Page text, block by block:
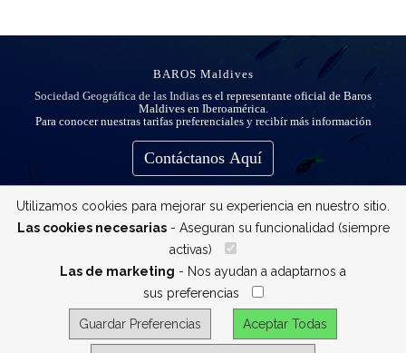
BAROS Maldives
Sociedad Geográfica de las Indias es el representante oficial de Baros
Maldives en Iberoamérica.
Para conocer nuestras tarifas preferenciales y recibír más información
Contáctanos Aquí
Utilizamos cookies para mejorar su experiencia en nuestro sitio.
Las cookies necesarias- Aseguran su funcionalidad (siempre
activas)
Las de marketing - Nos ayudan a adaptarnos a
sus preferencias
Guardar Preferencias Aceptar Todas